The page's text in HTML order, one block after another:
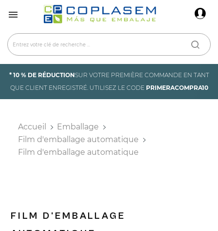

* 10 % DE RÉDUCTIONSUR VOTRE PREMIÈRE COMMANDE EN TANT
QUE CLIENT ENREGISTRÉ. UTILISEZ LE CODE PRIMERACOMPRA10
Accueil
Emballage
Film d'emballage automatique
Film d'emballage automatique
FILM D'EMBALLAGE
Connexion ×
wish list.
Annuler Connexion